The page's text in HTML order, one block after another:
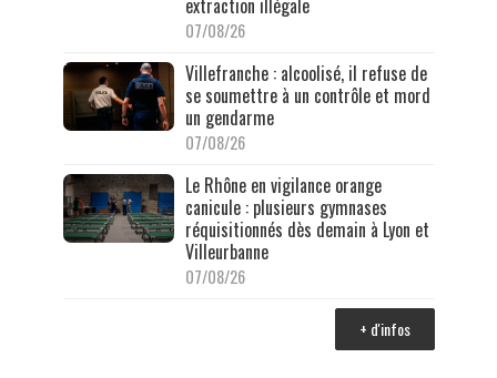
extraction illégale
07/08/26
Villefranche : alcoolisé, il refuse de
se soumettre à un contrôle et mord
un gendarme
07/08/26
Le Rhône en vigilance orange
canicule : plusieurs gymnases
réquisitionnés dès demain à Lyon et
Villeurbanne
07/08/26
+ d'infos